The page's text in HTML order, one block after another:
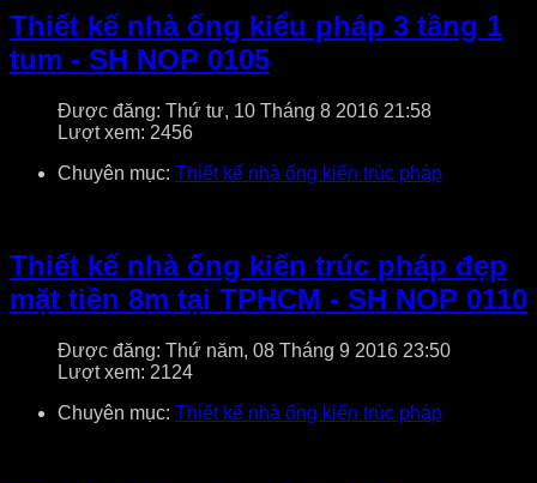
Thiết kế nhà ống kiểu pháp 3 tầng 1
tum - SH NOP 0105
Được đăng: Thứ tư, 10 Tháng 8 2016 21:58
Lượt xem: 2456
Chuyên mục: Thiết kế nhà ống kiến trúc pháp
Thiết kế nhà ống kiến trúc pháp đẹp
mặt tiền 8m tại TPHCM - SH NOP 0110
Được đăng: Thứ năm, 08 Tháng 9 2016 23:50
Lượt xem: 2124
Chuyên mục: Thiết kế nhà ống kiến trúc pháp